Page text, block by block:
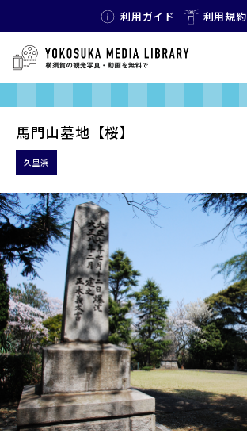
利用ガイド 利用規約
馬門山墓地【桜】
久里浜